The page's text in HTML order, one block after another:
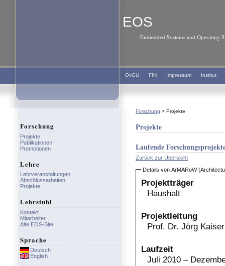
EOS
Embedded Systems and Operating
OvGU FIN Impressum Institut
Forschung > Projekte
Projekte
Laufende
Zurück zur Übersicht
Details von ArMARoW
Projektträger
Haushalt
Projektleitung
Prof. Dr. Jörg Kaiser
Laufzeit
Juli 2010 –
Forschung
Projekte
Publikationen
Promotionen
Lehre
Lehrveranstaltungen
Abschlussarbeiten
Projekte
Lehrstuhl
Kontakt
Mitarbeiter
Alte EOS-Site
Sprache
Deutsch
English